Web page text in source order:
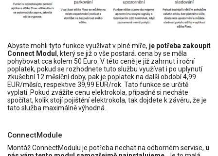
Abyste mohli tyto funkce využívat v plné míře, je potřeba zakoupit
Connect Modul , který se již o vše postará. cena by se měla
pohybovat cca kolem 50 Euro. V této ceně je již zahrnut i roční
poplatek, pokud se rozhodnete tuto službu využívat i po uplynutí
zkušební 12 měsíční doby, pak je poplatek na další období 4,99
EUR/měsíc, respektive 39,99 EUR/rok. Tato funkce se určitě
vyplatí. Pokud zvážíte cenu elektrokola, případně si necháte
spočítat, kolik stojí pojištění elektrokola, tak dojdete k závěru, že je
tato služba maximálně výhodná.
ConnectModule
MontážConnectModulu je potřeba nechat na odborném servise, u